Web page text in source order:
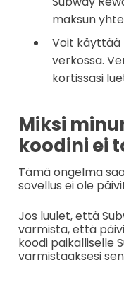
maksun
Voit käyttää
verkossa.
kortissasi
Miksi
koodini ei
Tämä ongelma
sovellus ei ole
Jos luulet, että
varmista, että
koodi paikalliselle
varmistaaksesi